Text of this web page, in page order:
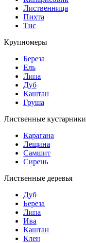
Лиственница
Пихта
Тис
Крупномеры
Береза
Ель
Липа
Дуб
Каштан
Груша
Лиственные кустарники
Карагана
Лещина
Самшит
Сирень
Лиственные деревья
Дуб
Береза
Липа
Ива
Каштан
Клен